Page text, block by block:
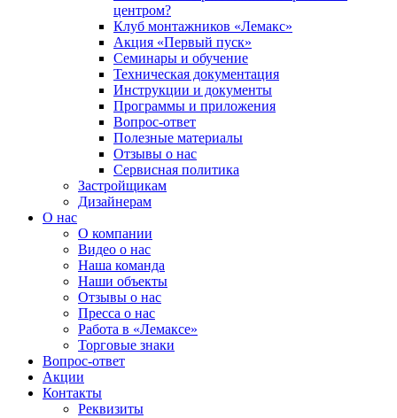
центром?
Клуб монтажников «Лемакс»
Акция «Первый пуск»
Семинары и обучение
Техническая документация
Инструкции и документы
Программы и приложения
Вопрос-ответ
Полезные материалы
Отзывы о нас
Сервисная политика
Застройщикам
Дизайнерам
О нас
О компании
Видео о нас
Наша команда
Наши объекты
Отзывы о нас
Пресса о нас
Работа в «Лемаксе»
Торговые знаки
Вопрос-ответ
Акции
Контакты
Реквизиты